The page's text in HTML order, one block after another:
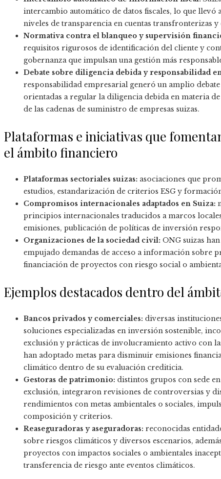
intercambio automático de datos fiscales, lo que llevó
niveles de transparencia en cuentas transfronterizas
Normativa contra el blanqueo y supervisión
requisitos rigurosos de identificación del cliente y
gobernanza que impulsan una gestión más
Debate sobre diligencia debida y responsabilidad
responsabilidad empresarial generó un amplio
orientadas a regular la diligencia debida en materia
de las cadenas de suministro de empresas suizas.
Plataformas e iniciativas que
el ámbito financiero
Plataformas sectoriales suizas: asociaciones que
estudios, estandarización de criterios ESG y
Compromisos internacionales adaptados en Suiza:
principios internacionales traducidos a marcos
emisiones, publicación de políticas de inversión
Organizaciones de la sociedad civil: ONG suizas
empujado demandas de acceso a información sobre
financiación de proyectos con riesgo social o
Ejemplos destacados dentro del
Bancos privados y comerciales: diversas
soluciones especializadas en inversión sostenible,
exclusión y prácticas de involucramiento activo con
han adoptado metas para disminuir emisiones
climático dentro de su evaluación crediticia.
Gestoras de patrimonio: distintos grupos con sede
exclusión, integraron revisiones de controversias y
rendimientos con metas ambientales o sociales,
composición y criterios.
Reaseguradoras y aseguradoras: reconocidas
sobre riesgos climáticos y diversos escenarios,
proyectos con impactos sociales o ambientales
transferencia de riesgo ante eventos climáticos.